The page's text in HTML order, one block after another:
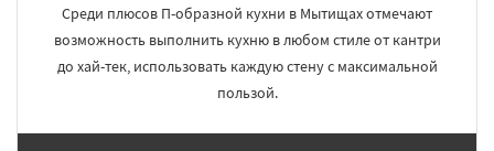
Среди плюсов П-образной кухни в Мытищах отмечают
возможность выполнить кухню в любом стиле от кантри
до хай-тек, использовать каждую стену с максимальной
пользой.